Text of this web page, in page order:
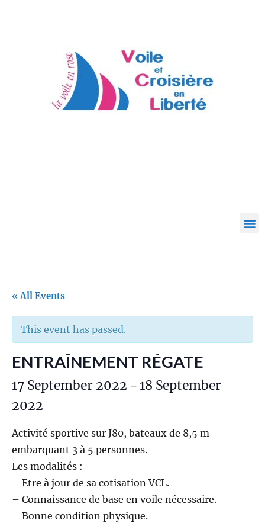
« All Events
This event has passed.
ENTRAÎNEMENT RÉGATE
17 September 2022 – 18 September
2022
Activité sportive sur J80, bateaux de 8,5 m
embarquant 3 à 5 personnes.
Les modalités :
– Etre à jour de sa cotisation VCL.
– Connaissance de base en voile nécessaire.
– Bonne condition physique.